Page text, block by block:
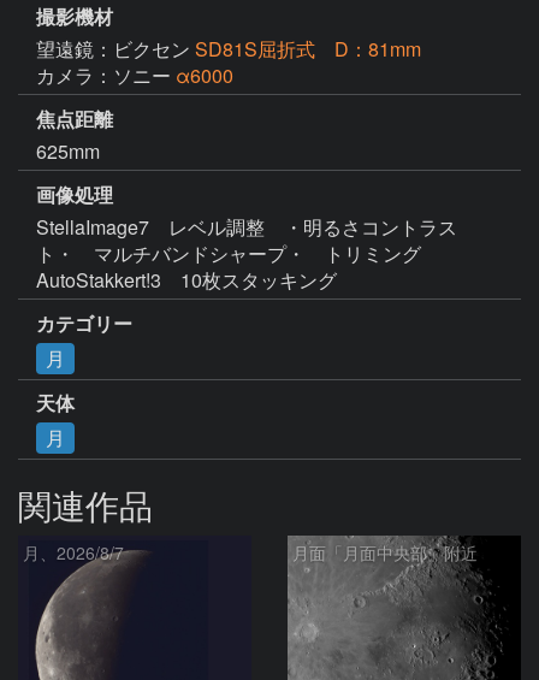
撮影機材
望遠鏡：ビクセン SD81S屈折式 D：81mm
カメラ：ソニー α6000
焦点距離
625mm
画像処理
StellaImage7　レベル調整　・明るさコントラス
ト・　マルチバンドシャープ・　トリミング
AutoStakkert!3　10枚スタッキング
カテゴリー
月
天体
月
関連作品
月、2026/8/7 月面「月面中央部」附近